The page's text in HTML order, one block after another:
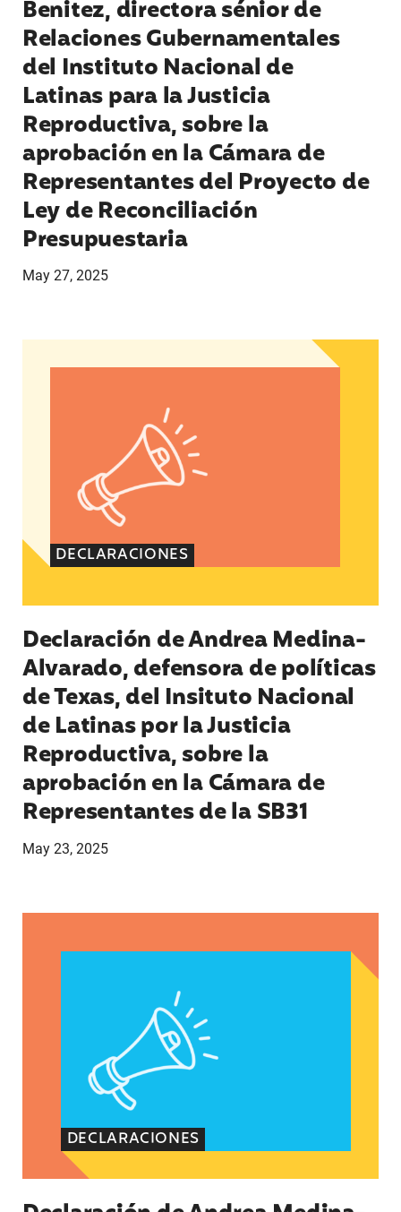
Benitez, directora sénior de
Relaciones Gubernamentales
del Instituto Nacional de
Latinas para la Justicia
Reproductiva, sobre la
aprobación en la Cámara de
Representantes del Proyecto de
Ley de Reconciliación
Presupuestaria
May 27, 2025
Declaración de Andrea Medina-Alvarado,
DECLARACIONES
Declaración de Andrea Medina-
Alvarado, defensora de políticas
de Texas, del Insituto Nacional
de Latinas por la Justicia
Reproductiva, sobre la
aprobación en la Cámara de
Representantes de la SB31
May 23, 2025
DECLARACIONES